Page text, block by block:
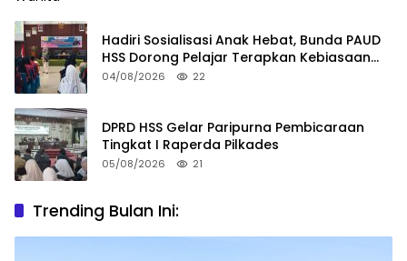
Hadiri Sosialisasi Anak Hebat, Bunda PAUD
HSS Dorong Pelajar Terapkan Kebiasaan
Baik
04/08/2026 22
DPRD HSS Gelar Paripurna Pembicaraan
Tingkat I Raperda Pilkades
05/08/2026 21
Trending Bulan Ini: